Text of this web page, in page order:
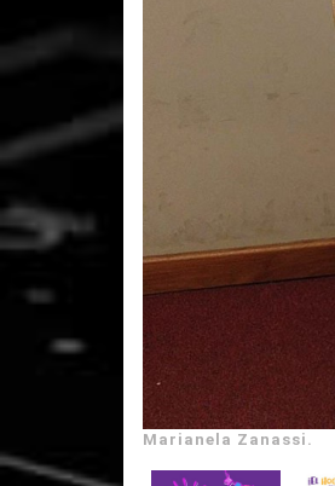
Marianela Zanassi.